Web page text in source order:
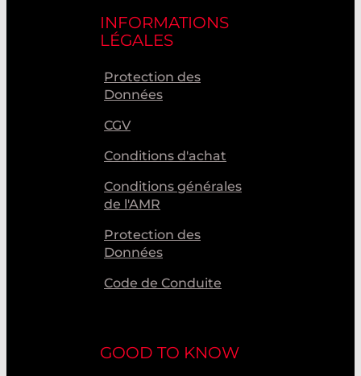
INFORMATIONS
LÉGALES
Protection des
Données
CGV
Conditions d'achat
Conditions générales
de l'AMR
Protection des
Données
Code de Conduite
GOOD TO KNOW